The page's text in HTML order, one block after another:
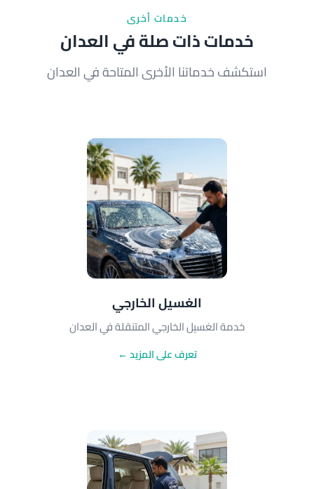
خدمات أخرى
خدمات ذات صلة في العدان
استكشف خدماتنا الأخرى المتاحة في العدان
الغسيل الخارجي
خدمة الغسيل الخارجي المتنقلة في العدان
تعرف على المزيد ←